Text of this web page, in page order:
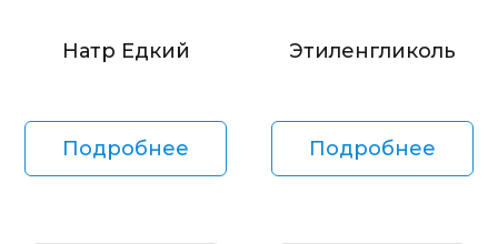
Натр Едкий
Подробнее
Этиленгликоль
Подробнее